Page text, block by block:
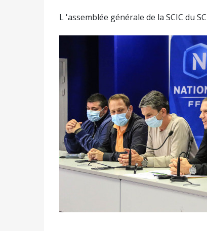
L 'assemblée générale de la SCIC du